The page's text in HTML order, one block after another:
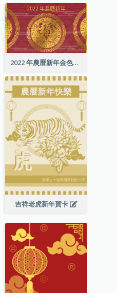
2022 年農曆新年金色賀卡
吉祥老虎新年賀卡